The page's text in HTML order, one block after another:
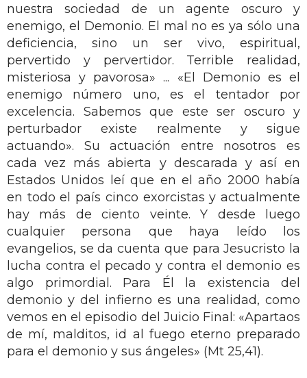
nuestra sociedad de un agente oscuro y
enemigo, el Demonio. El mal no es ya sólo una
deficiencia, sino un ser vivo, espiritual,
pervertido y pervertidor. Terrible realidad,
misteriosa y pavorosa» ... «El Demonio es el
enemigo número uno, es el tentador por
excelencia. Sabemos que este ser oscuro y
perturbador existe realmente y sigue
actuando». Su actuación entre nosotros es
cada vez más abierta y descarada y así en
Estados Unidos leí que en el año 2000 había
en todo el país cinco exorcistas y actualmente
hay más de ciento veinte. Y desde luego
cualquier persona que haya leído los
evangelios, se da cuenta que para Jesucristo la
lucha contra el pecado y contra el demonio es
algo primordial. Para Él la existencia del
demonio y del infierno es una realidad, como
vemos en el episodio del Juicio Final: «Apartaos
de mí, malditos, id al fuego eterno preparado
para el demonio y sus ángeles» (Mt 25,41).